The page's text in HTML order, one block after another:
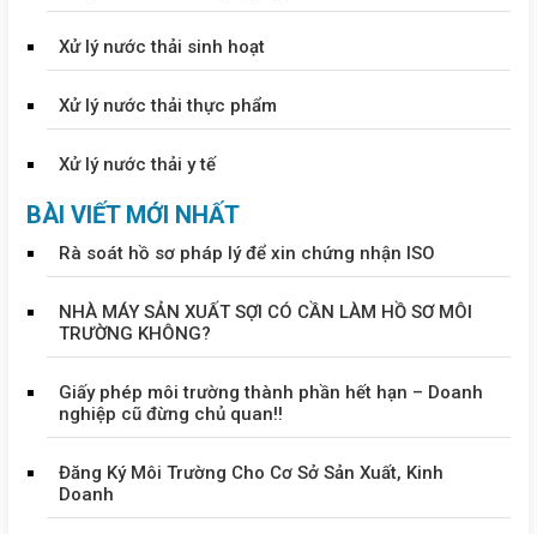
Xử lý nước thải sinh hoạt
Xử lý nước thải thực phẩm
Xử lý nước thải y tế
BÀI VIẾT MỚI NHẤT
Rà soát hồ sơ pháp lý để xin chứng nhận ISO
NHÀ MÁY SẢN XUẤT SỢI CÓ CẦN LÀM HỒ SƠ MÔI
TRƯỜNG KHÔNG?
Giấy phép môi trường thành phần hết hạn – Doanh
nghiệp cũ đừng chủ quan!!
Đăng Ký Môi Trường Cho Cơ Sở Sản Xuất, Kinh
Doanh